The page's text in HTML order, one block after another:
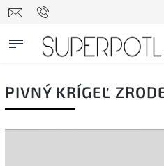
PIVNÝ KRÍGEĽ